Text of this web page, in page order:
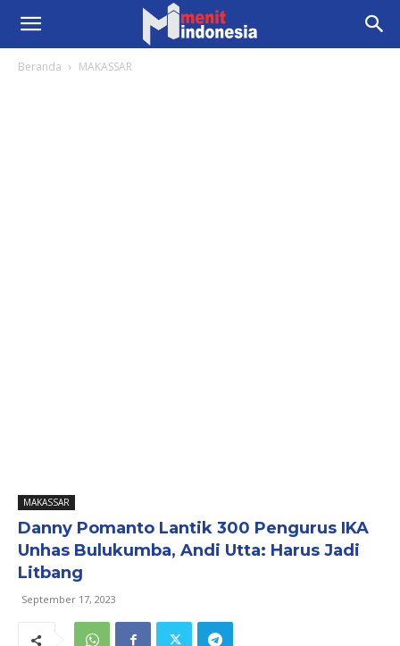
Beranda MAKASSAR
MAKASSAR
Danny Pomanto Lantik 300 Pengurus IKA
Unhas Bulukumba, Andi Utta: Harus Jadi
Litbang
September 17, 2023